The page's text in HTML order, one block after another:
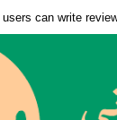
can write